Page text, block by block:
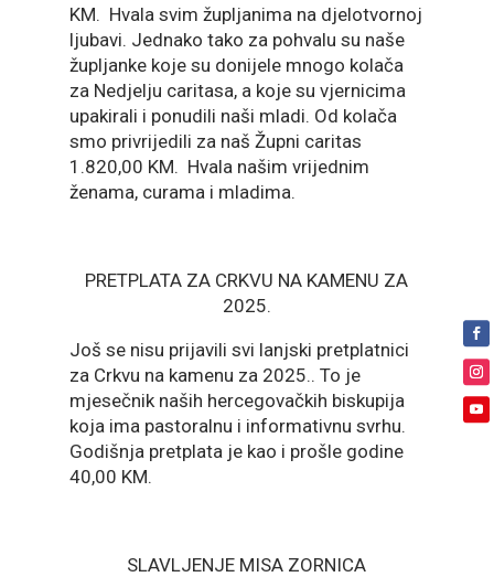
KM. Hvala svim župljanima na djelotvornoj
ljubavi. Jednako tako za pohvalu su naše
župljanke koje su donijele mnogo kolača
za Nedjelju caritasa, a koje su vjernicima
upakirali i ponudili naši mladi. Od kolača
smo privrijedili za naš Župni caritas
1.820,00 KM. Hvala našim vrijednim
ženama, curama i mladima.
PRETPLATA ZA CRKVU NA KAMENU ZA
2025.
Još se nisu prijavili svi lanjski pretplatnici
za Crkvu na kamenu za 2025.. To je
mjesečnik naših hercegovačkih biskupija
koja ima pastoralnu i informativnu svrhu.
Godišnja pretplata je kao i prošle godine
40,00 KM.
SLAVLJENJE MISA ZORNICA